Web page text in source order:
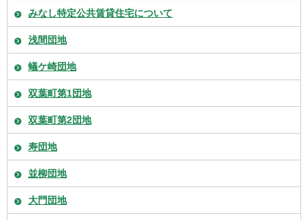
みなし特定公共賃貸住宅について
浅間団地
蟻ケ崎団地
双葉町第1団地
双葉町第2団地
寿団地
並柳団地
大門団地